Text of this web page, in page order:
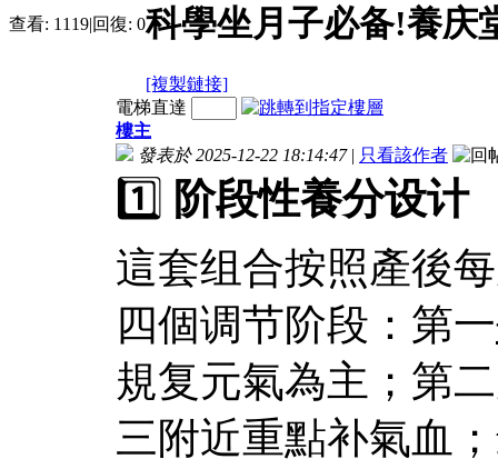
查看: 1119|回復: 0科學坐月子必备!養庆
[複製鏈接]
電梯直達
樓主
發表於 2025-12-22 18:14:47 | 只看該作者
1️⃣ 阶段性養分设计
這套组合按照產後
四個调节阶段：第一
規复元氣為主；第
三附近重點补氣血